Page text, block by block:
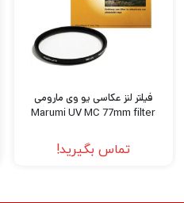
فیلتر لنز عکاسی یو وی مارومی
Marumi UV MC 77mm filter
تماس بگیرید!